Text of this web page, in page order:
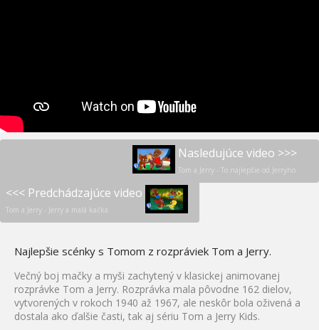
Nasledujúce video >>>
Tom a Jerry - To najlepšie od Jerryho
<<< Predchádzajúce video
Tom a Jerry - Jerry a malá kačka
Najlepšie scénky s Tomom z rozpráviek Tom a Jerry.
Večný boj mačky a myši zachytený v klasickej animovanej
rozprávke Tom a Jerry. Rozprávka mala pôvodne 162 dielov,
vytvorených v rokoch 1940 až 1967, ale neskôr bola oživená a
dostala ako ďalšie časti, tak aj sériu Tom a Jerry Kids.